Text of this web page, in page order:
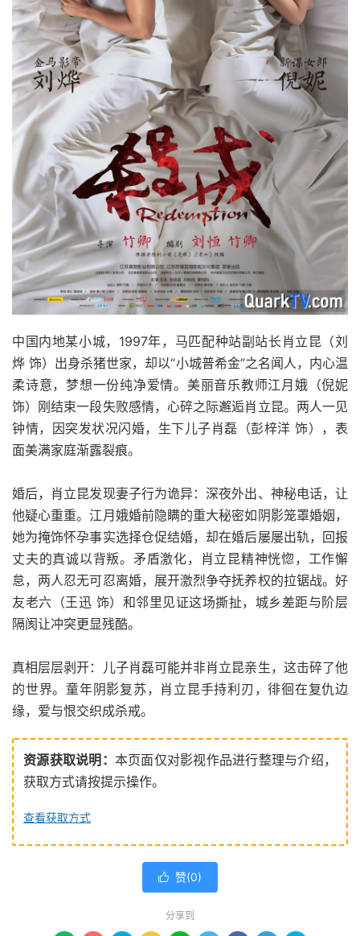
中国内地某小城，1997年，马匹配种站副站长肖立昆（刘
烨 饰）出身杀猪世家，却以“小城普希金”之名闻人，内心温
柔诗意，梦想一份纯净爱情。美丽音乐教师江月娥（倪妮
饰）刚结束一段失败感情，心碎之际邂逅肖立昆。两人一见
钟情，因突发状况闪婚，生下儿子肖磊（彭梓洋 饰），表
面美满家庭渐露裂痕。
婚后，肖立昆发现妻子行为诡异：深夜外出、神秘电话，让
他疑心重重。江月娥婚前隐瞒的重大秘密如阴影笼罩婚姻，
她为掩饰怀孕事实选择仓促结婚，却在婚后屡屡出轨，回报
丈夫的真诚以背叛。矛盾激化，肖立昆精神恍惚，工作懈
怠，两人忍无可忍离婚，展开激烈争夺抚养权的拉锯战。好
友老六（王迅 饰）和邻里见证这场撕扯，城乡差距与阶层
隔阂让冲突更显残酷。
真相层层剥开：儿子肖磊可能并非肖立昆亲生，这击碎了他
的世界。童年阴影复苏，肖立昆手持利刃，徘徊在复仇边
缘，爱与恨交织成杀戒。
资源获取说明： 本页面仅对影视作品进行整理与介绍，
获取方式请按提示操作。
查看获取方式
 赞(0)
分享到